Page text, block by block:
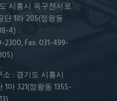
시흥시 옥구천서로
단 1라 205(정왕동
4)
Fax: 031-499-
: 경기도 시흥시
마 321(정왕동 1355-